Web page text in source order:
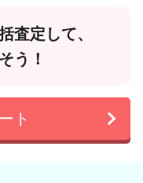
査定して、
う！
ト